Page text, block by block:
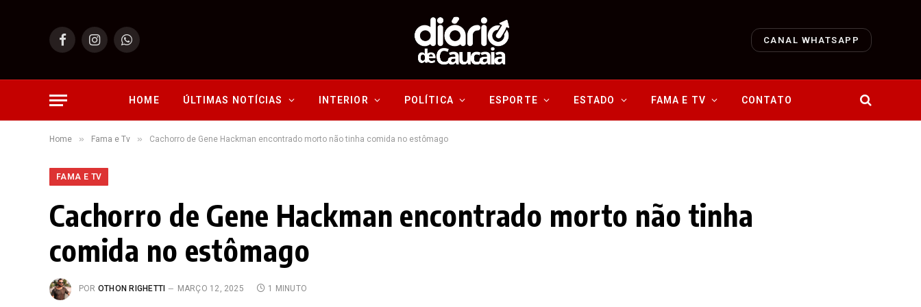
FacebookInstagramWhatsApp CANAL WHATSAPP
HOME ÚLTIMAS NOTÍCIAS INTERIOR POLÍTICA ESPORTE ESTADO FAMA E TV CONTATO
Home » Fama e Tv » Cachorro de Gene Hackman encontrado morto não tinha comida no estômago
FAMA E TV
Cachorro de Gene Hackman encontrado morto não tinha
comida no estômago
POR OTHON RIGHETTI MARÇO 12, 2025 1 MINUTO